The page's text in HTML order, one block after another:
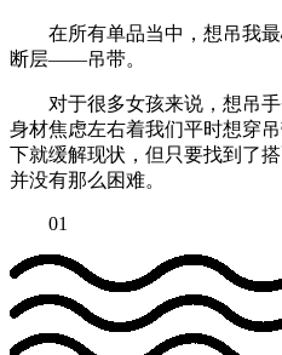
在所有单品当中，想吊我最
断层——吊带。
对于很多女孩来说，想吊手
身材焦虑左右着我们平时想穿
下就缓解现状，但只要找到了
并没有那么困难。
01